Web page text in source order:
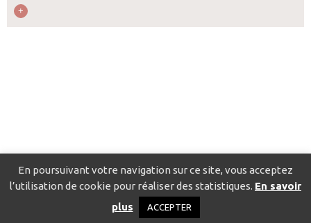
Catalogue pour localiser les fournisseurs
Politique de confidentialité
En poursuivant votre navigation sur ce site, vous acceptez
l’utilisation de cookie pour réaliser des statistiques. En savoir
plus
ACCEPTER